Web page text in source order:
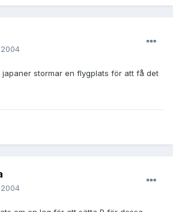
stormar en flygplats för att få det